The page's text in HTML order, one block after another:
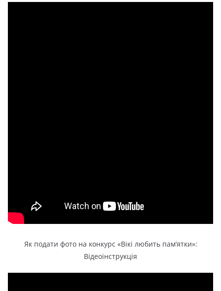
Як подати фото на конкурс «Вікі любить пам’ятки»:
Відеоінструкція